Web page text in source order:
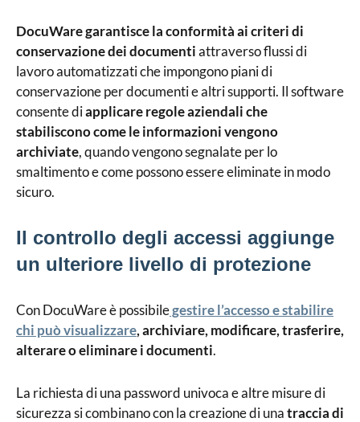
DocuWare garantisce la conformità ai criteri di
conservazione dei documentiattraverso flussi di
lavoro automatizzati che impongono piani di
conservazione per documenti e altri supporti. Il software
consente diapplicare regole aziendali che
stabiliscono come le informazioni vengono
archiviate, quando vengono segnalate per lo
smaltimento e come possono essere eliminate in modo
sicuro.
Il controllo degli accessi aggiunge
un ulteriore livello di protezione
Con DocuWare è possibilegestire l’accesso e stabilire
chi può visualizzare, archiviare, modificare, trasferire,
alterare o eliminare i documenti.
La richiesta di una password univoca e altre misure di
sicurezza si combinano con la creazione di unatraccia di